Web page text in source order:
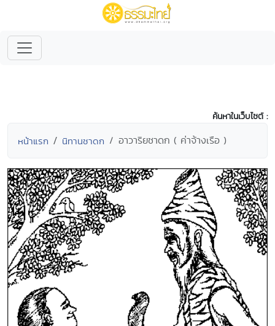
ค้นหาในเว็บไซต์ :
หน้าแรก นิทานชาดก อาวาริยชาดก ( ค่าจ้างเรือ )